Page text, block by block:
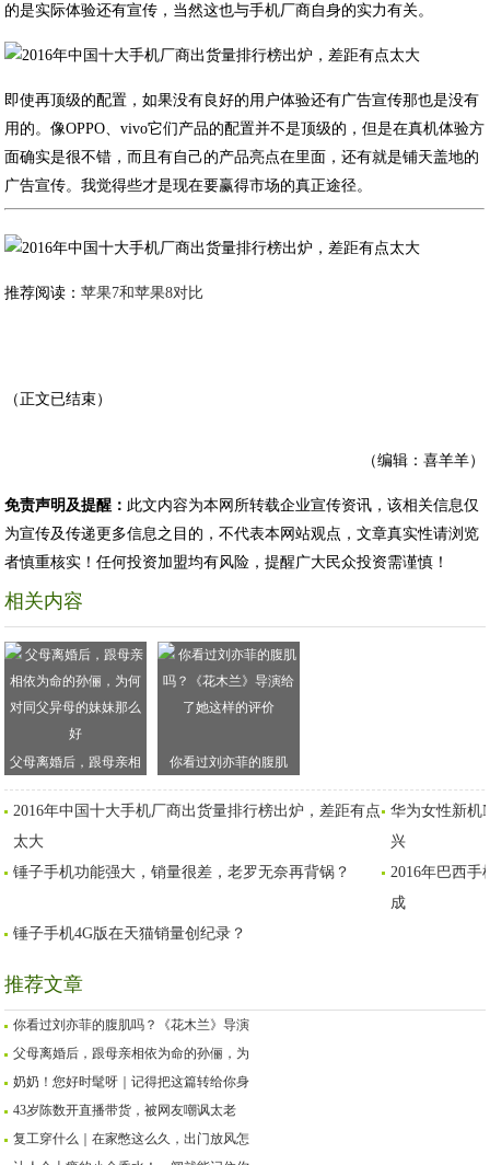
的是实际体验还有宣传，当然这也与手机厂商自身的实力有关。
即使再顶级的配置，如果没有良好的用户体验还有广告宣传那也是没有
用的。像OPPO、vivo它们产品的配置并不是顶级的，但是在真机体验方
面确实是很不错，而且有自己的产品亮点在里面，还有就是铺天盖地的
广告宣传。我觉得些才是现在要赢得市场的真正途径。
推荐阅读：苹果7和苹果8对比
（正文已结束）
（编辑：喜羊羊）
免责声明及提醒： 此文内容为本网所转载企业宣传资讯，该相关信息仅
为宣传及传递更多信息之目的，不代表本网站观点，文章真实性请浏览
者慎重核实！任何投资加盟均有风险，提醒广大民众投资需谨慎！
相关内容
父母离婚后，跟母亲相
依为命的孙俪，为何对
同父异母的妹妹那么好
你看过刘亦菲的腹肌
吗？《花木兰》导演给
了她这样的评价
2016年中国十大手机厂商出货量排行榜出炉，差距有点
太大
华为女性新机
兴
锤子手机功能强大，销量很差，老罗无奈再背锅？
2016年巴西手
成
锤子手机4G版在天猫销量创纪录？
推荐文章
你看过刘亦菲的腹肌吗？《花木兰》导演
父母离婚后，跟母亲相依为命的孙俪，为
奶奶！您好时髦呀｜记得把这篇转给你身
43岁陈数开直播带货，被网友嘲讽太老
复工穿什么｜在家憋这么久，出门放风怎